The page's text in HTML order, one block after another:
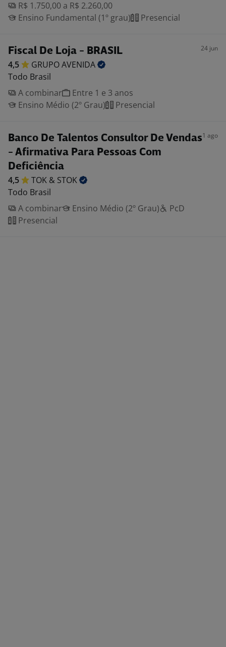
R$ 1.750,00 a R$ 2.260,00
Ensino Fundamental (1º grau)
Presencial
Fiscal De Loja - BRASIL 24 jun
4,5 GRUPOAVENIDA
Todo Brasil
A combinar
Entre 1 e 3 anos
Ensino Médio (2º Grau)
Presencial
Banco De Talentos Consultor De Vendas
- Afirmativa Para Pessoas Com
Deficiência
1 ago
4,5 TOK & STOK
Todo Brasil
A combinar
Ensino Médio (2º Grau)
PcD
Presencial